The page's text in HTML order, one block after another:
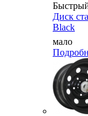
Диск
Black
мало